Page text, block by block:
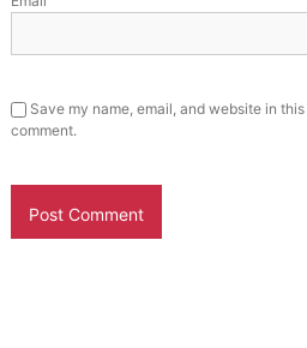
Save my name, email, and website in
comment.